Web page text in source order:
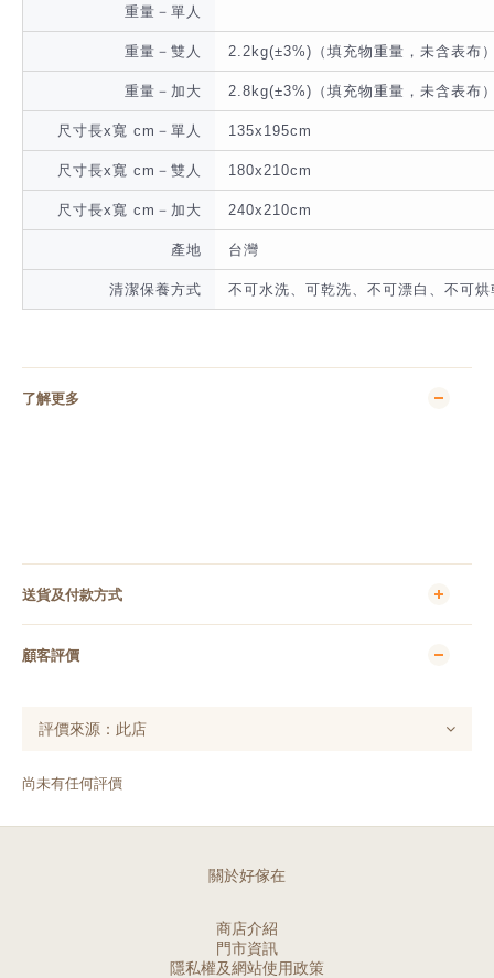
重量－單人
重量－雙人 2.2kg(±3%)（填充物重量，未含表布
重量－加大 2.8kg(±3%)（填充物重量，未含表布
尺寸長x寬 cm－單人 135x195cm
尺寸長x寬 cm－雙人 180x210cm
尺寸長x寬 cm－加大 240x210cm
產地 台灣
清潔保養方式 不可水洗、可乾洗、不可漂白、不可
了解更多
送貨及付款方式
顧客評價
尚未有任何評價
關於好傢在
商店介紹
門市資訊
隱私權及網站使用政策